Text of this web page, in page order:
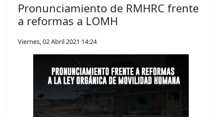
Pronunciamiento de RMHRC frente
a reformas a LOMH
Viernes, 02 Abril 2021 14:24